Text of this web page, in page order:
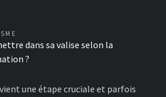
dans sa valise selon la
?
une étape cruciale et parfois